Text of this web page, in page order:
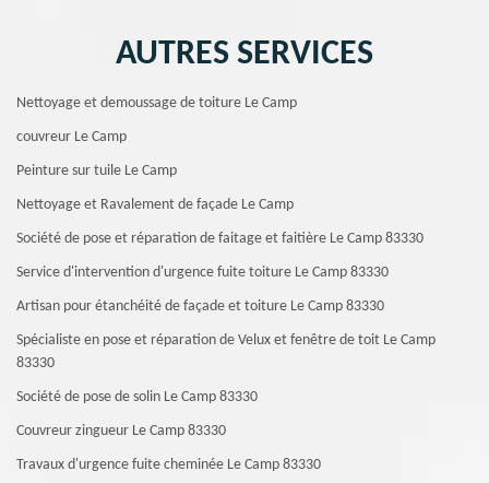
AUTRES SERVICES
Nettoyage et demoussage de toiture Le Camp
couvreur Le Camp
Peinture sur tuile Le Camp
Nettoyage et Ravalement de façade Le Camp
Société de pose et réparation de faitage et faitière Le Camp 83330
Service d'intervention d'urgence fuite toiture Le Camp 83330
Artisan pour étanchéité de façade et toiture Le Camp 83330
Spécialiste en pose et réparation de Velux et fenêtre de toit Le Camp
83330
Société de pose de solin Le Camp 83330
Couvreur zingueur Le Camp 83330
Travaux d'urgence fuite cheminée Le Camp 83330